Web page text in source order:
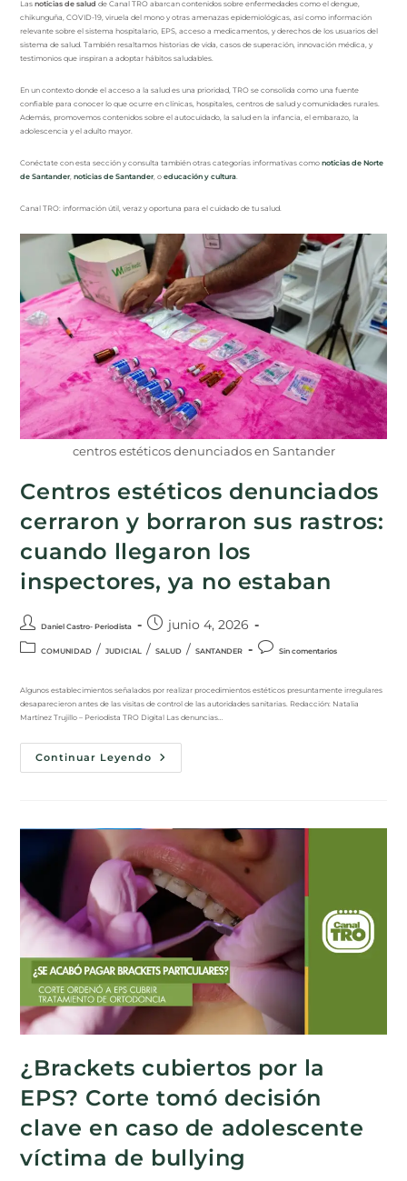
Lasnoticias de salud de Canal TRO abarcan contenidos sobre enfermedades como el dengue,
chikunguña, COVID-19, viruela del mono y otras amenazas epidemiológicas, así como información
relevante sobre el sistema hospitalario, EPS, acceso a medicamentos, y derechos de los usuarios del
sistema de salud. También resaltamos historias de vida, casos de superación, innovación médica, y
testimonios que inspiran a adoptar hábitos saludables.
En un contexto donde el acceso a la salud es una prioridad, TRO se consolida como una fuente
confiable para conocer lo que ocurre en clínicas, hospitales, centros de salud y comunidades rurales.
Además, promovemos contenidos sobre el autocuidado, la salud en la infancia, el embarazo, la
adolescencia y el adulto mayor.
Conéctate con esta sección y consulta también otras categorías informativas comonoticias de Norte
de Santander ,noticias de Santander , oeducación y cultura
Canal TRO: información útil, veraz y oportuna para el cuidado de tu salud.
centros estéticos denunciados en Santander
Centros estéticos denunciados
cerraron y borraron sus rastros:
cuando llegaron los
inspectores, ya no estaban
Daniel Castro- Periodista junio 4, 2026
COMUNIDAD / JUDICIAL / SALUD / SANTANDER Sin comentarios
Algunos establecimientos señalados por realizar procedimientos estéticos presuntamente irregulares
desaparecieron antes de las visitas de control de las autoridades sanitarias. Redacción: Natalia
Martínez Trujillo – Periodista TRO Digital Las denuncias…
Continuar Leyendo
¿Brackets cubiertos por la
EPS? Corte tomó decisión
clave en caso de adolescente
víctima de bullying